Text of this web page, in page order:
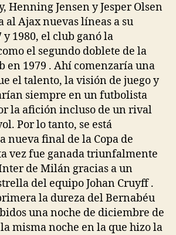
Henning Jensen y Jesper Olsen
al Ajax nuevas líneas a su
y 1980, el club ganó la
el segundo doblete de la
en 1979 . Ahí comenzaría una
el talento, la visión de juego y
siempre en un futbolista
la afición incluso de un rival
Por lo tanto, se está
nueva final de la Copa de
vez fue ganada triunfalmente
de Milán gracias a un
del equipo Johan Cruyff .
la dureza del Bernabéu
una noche de diciembre de
misma noche en la que hizo la